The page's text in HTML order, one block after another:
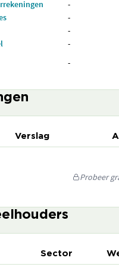
-
-
-
-
-
Verslag
Probeer
Sector